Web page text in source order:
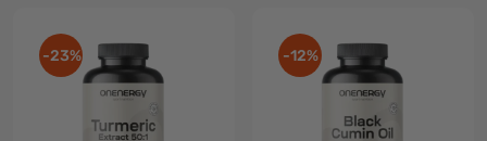
-23% -12%